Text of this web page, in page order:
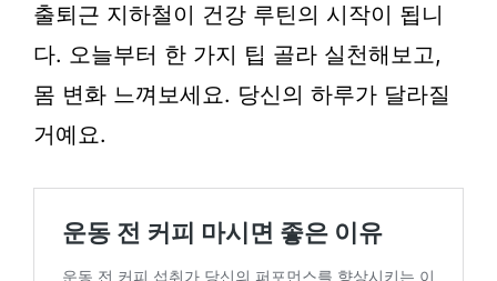
출퇴근 지하철이 건강 루틴의 시작이 됩니
다. 오늘부터 한 가지 팁 골라 실천해보고,
몸 변화 느껴보세요. 당신의 하루가 달라질
거예요.